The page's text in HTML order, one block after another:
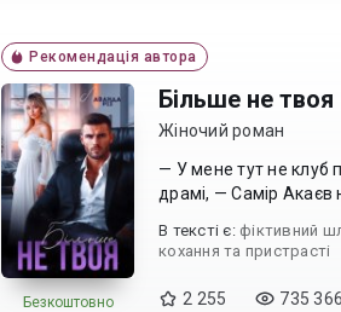
Рекомендація автора
Безкоштовно
Більше не твоя
Жіночий роман
— У мене тут не клуб
драмі, — Самір Акаєв
В текcті є: фіктивний
кохання та пристрасті
2 255 735 366